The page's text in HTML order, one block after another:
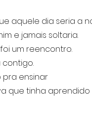
aquele dia seria a
e jamais soltaria.
um reencontro.
pra ensinar
que tinha aprendido